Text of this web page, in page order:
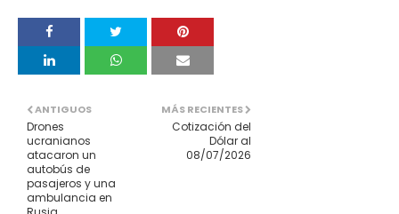
MÁS RECIENTES
Cotización del
Dólar al
08/07/2026
ANTIGUOS
Drones
ucranianos
atacaron un
autobús de
pasajeros y una
ambulancia en